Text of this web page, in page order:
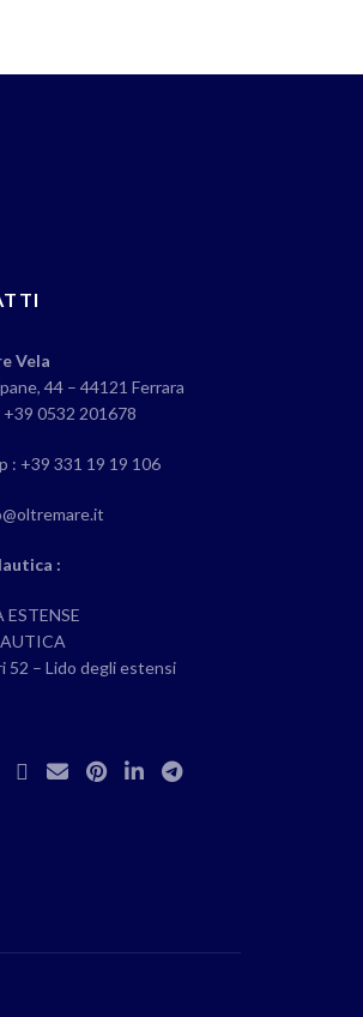
Vela
44 – 44121 Ferrara
0532 201678
: +39 331 19 19 106
:
52 – Lido degli estensi